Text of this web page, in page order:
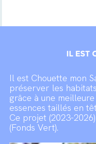
IL EST
Il est Chouette mon
préserver les
grâce à une
essences taillés en
Ce projet (2023-
(Fonds Vert).